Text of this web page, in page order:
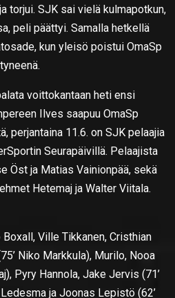
torjui. SJK sai vielä kulmapotkun,
peli päättyi. Samalla hetkellä
kun yleisö poistui OmaSp
voittokantaan heti ensi
Ilves saapuu OmaSp
perjantaina 11.6. on SJK pelaajia
Seurapäivillä. Pelaajista
Öst ja Matias Vainionpää, sekä
Hetemaj ja Walter Viitala.
Ville Tikkanen, Cristhian
Niko Markkula), Murilo, Nooa
Pyry Hannola, Jake Jervis (71’
ja Joonas Lepistö (62’